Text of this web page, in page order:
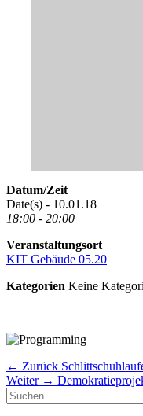
Datum/Zeit
Date(s) - 10.01.18
18:00 - 20:00
Veranstaltungsort
KIT Gebäude 05.20
Kategorien Keine
← Zurück Vorheriger
Beitrag:
Weiter → Nächster
Suche
nach: